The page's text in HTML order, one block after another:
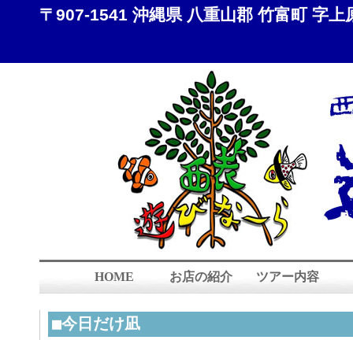
〒907-1541 沖縄県 八重山郡 竹富町 字上
HOME お店の紹介 ツアー内容
■今日だけ凪